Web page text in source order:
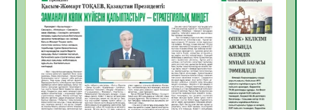
06.08.2026
39
Көкжөтел ауруы туралы
06.08.2026
35
АПВ вакцинасы туралы мәлімет
06.08.2026
35